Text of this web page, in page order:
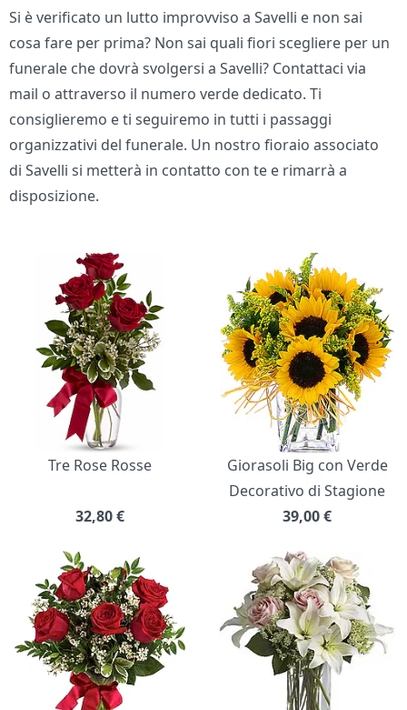
Si è verificato un lutto improvviso a Savelli e non sai
cosa fare per prima? Non sai quali fiori scegliere per un
funerale che dovrà svolgersi a Savelli? Contattaci via
mail o attraverso il numero verde dedicato. Ti
consiglieremo e ti seguiremo in tutti i passaggi
organizzativi del funerale. Un nostro fioraio associato
di Savelli si metterà in contatto con te e rimarrà a
disposizione.
Bouquet di fiori
Tre Rose Rosse
32,80€
Giorasoli Big con Verde
Decorativo di Stagione
39,00€